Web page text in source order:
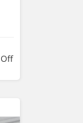
Off